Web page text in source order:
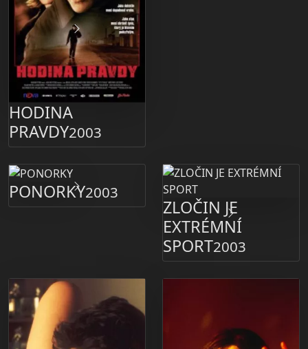
HODINA
PRAVDY2003
PONORKY2003
ZLOČIN JE
EXTRÉMNÍ
SPORT2003